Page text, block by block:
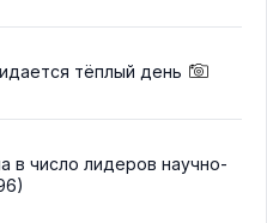
тёплый день
в число лидеров научно-